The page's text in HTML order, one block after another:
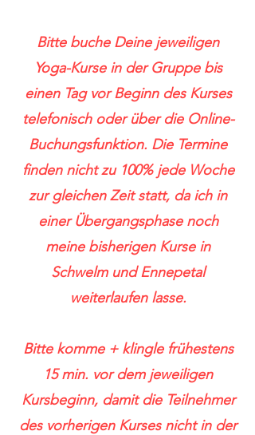
Bitte buche Deine jeweiligen
Yoga-Kurse in der Gruppe bis
einen Tag vor Beginn des Kurses
telefonisch oder über die Online-
Buchungsfunktion. Die Termine
finden nicht zu 100% jede Woche
zur gleichen Zeit statt, da ich in
einer Übergangsphase noch
meine bisherigen Kurse in
Schwelm und Ennepetal
weiterlaufen lasse.
Bitte komme + klingle frühestens
15 min. vor dem jeweiligen
Kursbeginn, damit die Teilnehmer
des vorherigen Kurses nicht in der